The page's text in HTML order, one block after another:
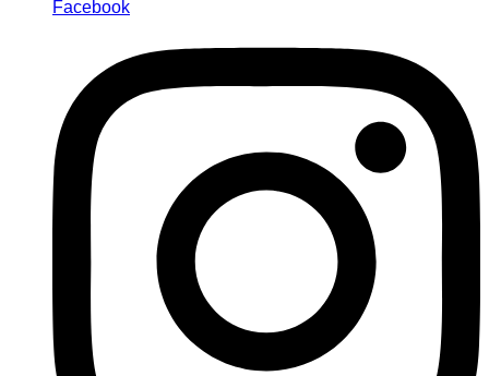
Facebook